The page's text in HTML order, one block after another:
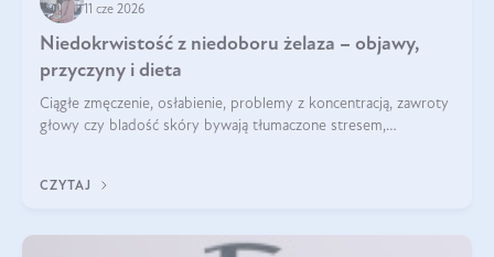
11 cze 2026
Niedokrwistość z niedoboru żelaza – objawy,
przyczyny i dieta
Ciągłe zmęczenie, osłabienie, problemy z koncentracją, zawroty
głowy czy bladość skóry bywają tłumaczone stresem,
CZYTAJ